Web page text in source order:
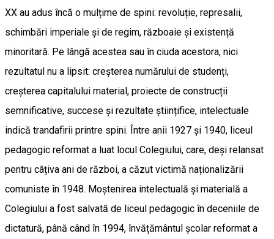
XX au adus încă o mulțime de spini: revoluție, represalii,
schimbări imperiale și de regim, războaie și existență
minoritară. Pe lângă acestea sau în ciuda acestora, nici
rezultatul nu a lipsit: creșterea numărului de studenți,
creșterea capitalului material, proiecte de construcții
semnificative, succese și rezultate științifice, intelectuale
indică trandafirii printre spini. Între anii 1927 și 1940, liceul
pedagogic reformat a luat locul Colegiului, care, deși relansat
pentru câțiva ani de război, a căzut victimă naționalizării
comuniste în 1948. Moștenirea intelectuală și materială a
Colegiului a fost salvată de liceul pedagogic în deceniile de
dictatură, până când în 1994, învățământul școlar reformat a